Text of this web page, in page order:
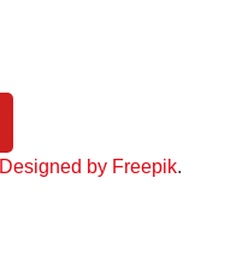
Designed by Freepik.